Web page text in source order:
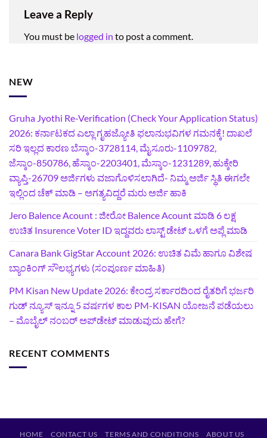
Leave a Reply
You must be logged in to post a comment.
NEW
Gruha Jyothi Re-Verification (Check Your Application Status)
2026: ಕರ್ನಾಟಕದ ಎಲ್ಲಾ ಗೃಹಜ್ಯೋತಿ ಫಲಾನುಭವಿಗಳ ಗಮನಕ್ಕೆ! ದಾಖಲೆ
ಸರಿ ಇಲ್ಲದ ಕಾರಣ ಬೆಸ್ಕಾಂ-3728114, ಮೈಸೂರು-1109782,
ಜೆಸ್ಕಾಂ-850786, ಹೆಸ್ಕಾಂ-2203401, ಮೆಸ್ಕಾಂ-1231289, ಹುಕ್ಕೇರಿ
ವ್ಯಾಪ್ತಿ-26709 ಅರ್ಜಿಗಳು ವಜಾಗೊಳಿಸಲಾಗಿದೆ- ನಿಮ್ಮ ಅರ್ಜಿ ಸ್ಥಿತಿ ಈಗಲೇ
ಇಲ್ಲಿಂದ ಚೆಕ್ ಮಾಡಿ – ಅಗತ್ಯವಿದ್ದರೆ ಮರು ಅರ್ಜಿ ಹಾಕಿ
Jero Balence Acount : ಜೀರೋ Balence Acount ಮಾಡಿ 6 ಲಕ್ಷ
ಉಚಿತ Insurence Voter ID ಇದ್ದವರು ಲಾಸ್ಟ್‌ ಡೇಟ್‌ ಒಳಗೆ ಅಪ್ಲೆ ಮಾಡಿ
Canara Bank GigStar Account 2026: ಉಚಿತ ವಿಮೆ ಹಾಗೂ ವಿಶೇಷ
ಬ್ಯಾಂಕಿಂಗ್ ಸೌಲಭ್ಯಗಳು (ಸಂಪೂರ್ಣ ಮಾಹಿತಿ)
PM Kisan New Update 2026: ಕೇಂದ್ರ ಸರ್ಕಾರದಿಂದ ರೈತರಿಗೆ ಭರ್ಜರಿ
ಗುಡ್‌ ನ್ಯೂಸ್ ಇನ್ನೂ 5 ವರ್ಷಗಳ ಕಾಲ PM-KISAN ಯೋಜನೆ ಪಡೆಯಲು
– ಮೊಬೈಲ್ ನಂಬರ್ ಅಪ್‌ಡೇಟ್ ಮಾಡುವುದು ಹೇಗೆ?
RECENT COMMENTS
HOME CONTACT US TERMS AND CONDITIONS ABOUT US